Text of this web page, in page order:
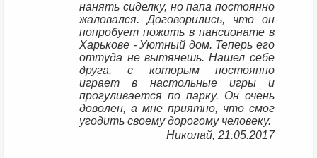
нанять сиделку, но папа постоянно
жаловался. Договорились, что он
попробует пожить в пансионате в
Харькове - Уютный дом. Теперь его
оттуда не вытянешь. Нашел себе
друга, с которым постоянно
играет в настольные игры и
прогуливается по парку. Он очень
доволен, а мне приятно, что смог
угодить своему дорогому человеку.
Николай, 21.05.2017